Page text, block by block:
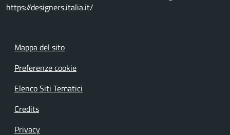
https://designers.italia.it/
Mappa del sito
Preferenze cookie
Elenco Siti Tematici
Credits
Privacy